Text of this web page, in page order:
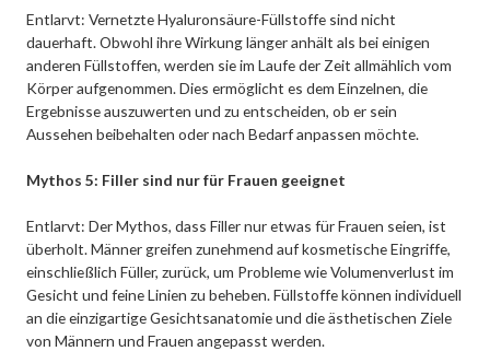
Entlarvt: Vernetzte Hyaluronsäure-Füllstoffe sind nicht
dauerhaft. Obwohl ihre Wirkung länger anhält als bei einigen
anderen Füllstoffen, werden sie im Laufe der Zeit allmählich vom
Körper aufgenommen. Dies ermöglicht es dem Einzelnen, die
Ergebnisse auszuwerten und zu entscheiden, ob er sein
Aussehen beibehalten oder nach Bedarf anpassen möchte.
Mythos 5: Filler sind nur für Frauen geeignet
Entlarvt: Der Mythos, dass Filler nur etwas für Frauen seien, ist
überholt. Männer greifen zunehmend auf kosmetische Eingriffe,
einschließlich Füller, zurück, um Probleme wie Volumenverlust im
Gesicht und feine Linien zu beheben. Füllstoffe können individuell
an die einzigartige Gesichtsanatomie und die ästhetischen Ziele
von Männern und Frauen angepasst werden.